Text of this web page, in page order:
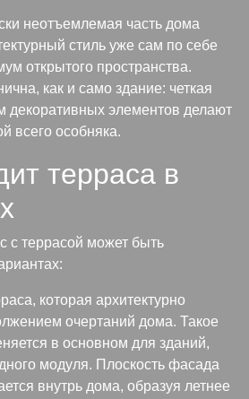
неотъемлемая часть дома
стиль уже сам по себе
открытого пространства.
как и само здание: четкая
декоративных элементов делают
всего особняка.
терраса в
с террасой может быть
которая архитектурно
очертаний дома. Такое
в основном для зданий,
модуля. Плоскость фасада
внутрь дома, образуя летнее